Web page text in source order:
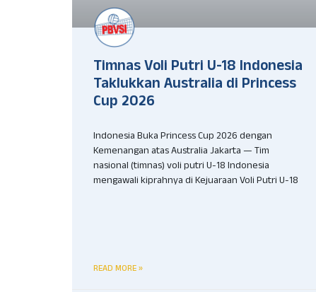
Timnas Voli Putri U-18 Indonesia
Taklukkan Australia di Princess
Cup 2026
Indonesia Buka Princess Cup 2026 dengan
Kemenangan atas Australia Jakarta — Tim
nasional (timnas) voli putri U-18 Indonesia
mengawali kiprahnya di Kejuaraan Voli Putri U-18
READ MORE »